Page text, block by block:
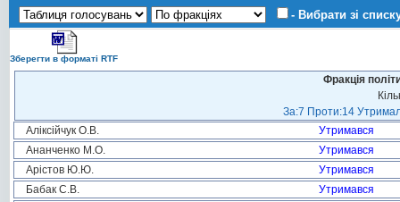
- Вибрати зі
Зберегти в форматі RTF
Фракція
За:7 Проти:14
Аліксійчук О.В.
Утримався
Ананченко М.О.
Утримався
Арістов Ю.Ю.
Утримався
Бабак С.В.
Утримався